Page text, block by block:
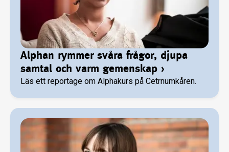
Alphan rymmer svåra frågor, djupa
samtal och varm gemenskap ›
Läs ett reportage om Alphakurs på Cetrnumkåren.